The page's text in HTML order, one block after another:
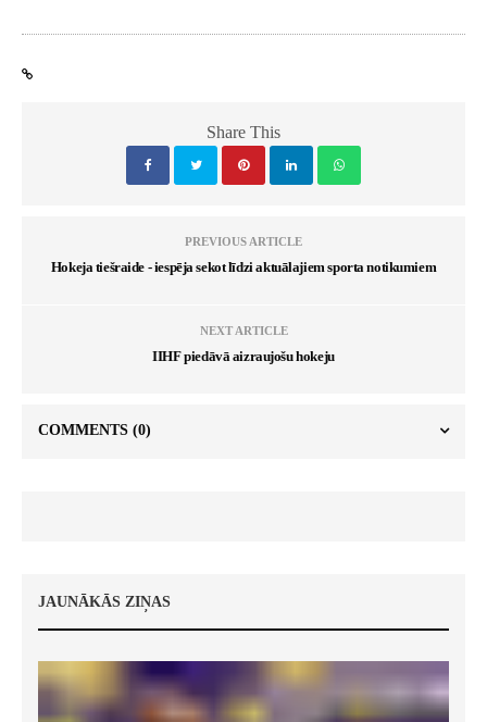
Share This
PREVIOUS ARTICLE
Hokeja tiešraide - iespēja sekot līdzi aktuālajiem sporta notikumiem
NEXT ARTICLE
IIHF piedāvā aizraujošu hokeju
COMMENTS (0)
JAUNĀKĀS ZIŅAS